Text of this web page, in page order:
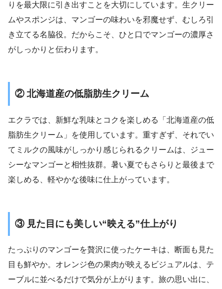
りを最大限に引き出すことを大切にしています。生クリー
ムやスポンジは、マンゴーの味わいを邪魔せず、むしろ引
き立てる名脇役。だからこそ、ひと口でマンゴーの濃厚さ
がしっかりと伝わります。
② 北海道産の低脂肪生クリーム
エクラでは、新鮮な乳味とコクを楽しめる「北海道産の低
脂肪生クリーム」を使用しています。重すぎず、それでい
てミルクの風味がしっかり感じられるクリームは、ジュー
シーなマンゴーと相性抜群。暑い夏でもさらりと最後まで
楽しめる、軽やかな後味に仕上がっています。
③ 見た目にも美しい“映える”仕上がり
たっぷりのマンゴーを贅沢に使ったケーキは、断面も見た
目も鮮やか。オレンジ色の果肉が映えるビジュアルは、テ
ーブルに並べるだけで気分が上がります。旅の思い出に、